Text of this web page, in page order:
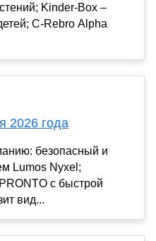
Kinder-Вox –
C-Rebro Alpha
2026 года
безопасный и
Lumos Nyxel;
с быстрой
вид...